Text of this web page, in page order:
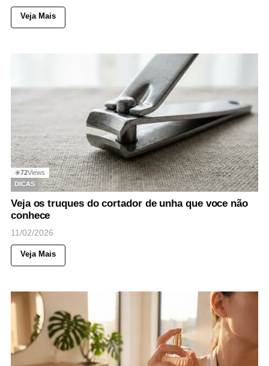
Veja Mais
◉72Views
DICAS
Veja os truques do cortador de unha que voce não
conhece
11/02/2026
Veja Mais